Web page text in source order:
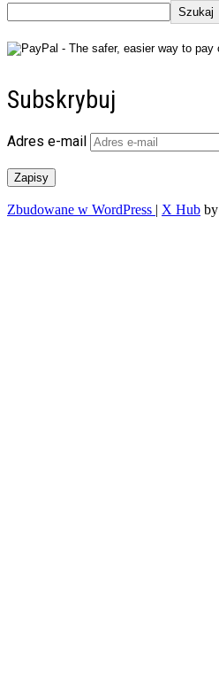
Szukaj
Subskrybuj
Adres e-mail
Zapisy
Zbudowane w WordPress | X Hub